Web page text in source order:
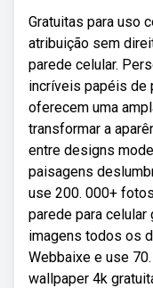
Gratuitas para uso
atribuição sem
parede celular.
incríveis papéis de
oferecem uma
transformar a
entre designs
paisagens
use 200. 000+
parede para
imagens todos os
Webbaixe e use
wallpaper 4k